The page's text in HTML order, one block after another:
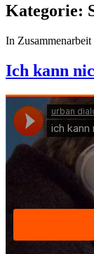
Kategorie:
In
Ich kann